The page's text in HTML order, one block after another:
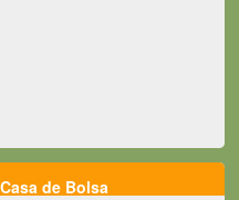
de Bolsa